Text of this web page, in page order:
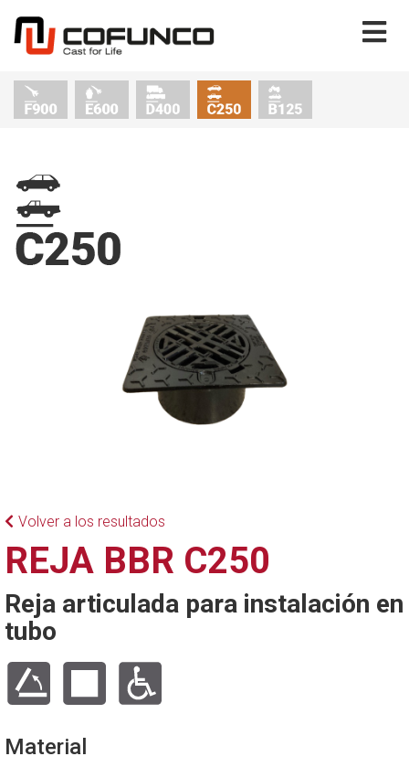
Volver a los resultados
REJA BBR C250
Reja articulada para instalación en
tubo
Material